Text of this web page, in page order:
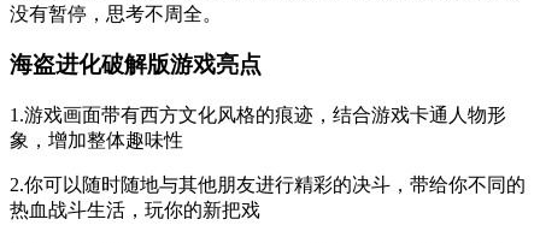
没有暂停，思考不周全。
海盗进化破解版游戏亮点
1.游戏画面带有西方文化风格的痕迹，结合游戏卡通人物形
象，增加整体趣味性
2.你可以随时随地与其他朋友进行精彩的决斗，带给你不同的
热血战斗生活，玩你的新把戏